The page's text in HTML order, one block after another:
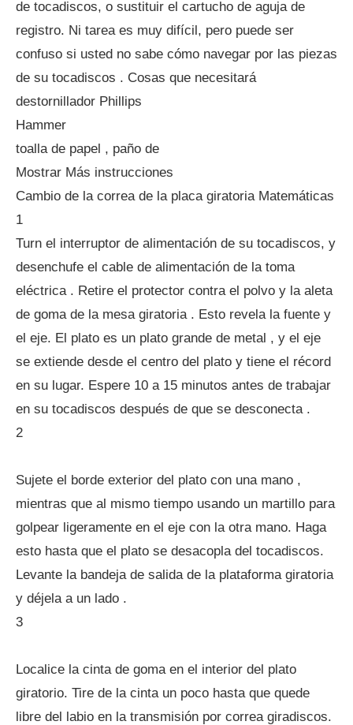
de tocadiscos, o sustituir el cartucho de aguja de
registro. Ni tarea es muy difícil, pero puede ser
confuso si usted no sabe cómo navegar por las piezas
de su tocadiscos . Cosas que necesitará
destornillador Phillips
Hammer
toalla de papel , paño de
Mostrar Más instrucciones
Cambio de la correa de la placa giratoria Matemáticas
1
Turn el interruptor de alimentación de su tocadiscos, y
desenchufe el cable de alimentación de la toma
eléctrica . Retire el protector contra el polvo y la aleta
de goma de la mesa giratoria . Esto revela la fuente y
el eje. El plato es un plato grande de metal , y el eje
se extiende desde el centro del plato y tiene el récord
en su lugar. Espere 10 a 15 minutos antes de trabajar
en su tocadiscos después de que se desconecta .
2
Sujete el borde exterior del plato con una mano ,
mientras que al mismo tiempo usando un martillo para
golpear ligeramente en el eje con la otra mano. Haga
esto hasta que el plato se desacopla del tocadiscos.
Levante la bandeja de salida de la plataforma giratoria
y déjela a un lado .
3
Localice la cinta de goma en el interior del plato
giratorio. Tire de la cinta un poco hasta que quede
libre del labio en la transmisión por correa giradiscos.